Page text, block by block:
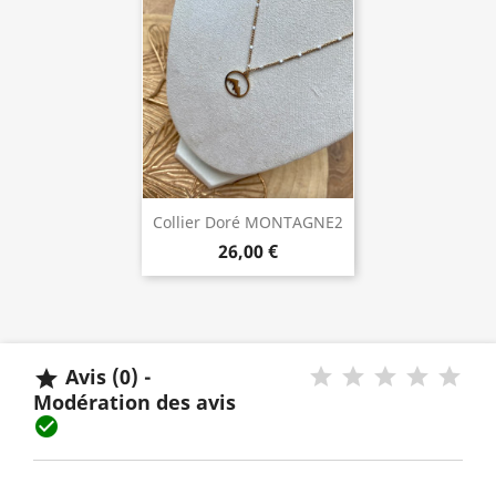
Collier Doré MONTAGNE2
26,00 €
 Avis (0) -
Modération des avis
